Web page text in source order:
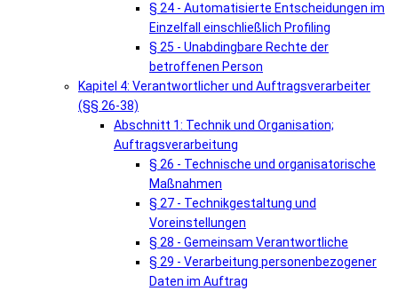
§ 24 - Automatisierte Entscheidungen im
Einzelfall einschließlich Profiling
§ 25 - Unabdingbare Rechte der
betroffenen Person
Kapitel 4: Verantwortlicher und Auftragsverarbeiter
(§§ 26-38)
Abschnitt 1: Technik und Organisation;
Auftragsverarbeitung
§ 26 - Technische und organisatorische
Maßnahmen
§ 27 - Technikgestaltung und
Voreinstellungen
§ 28 - Gemeinsam Verantwortliche
§ 29 - Verarbeitung personenbezogener
Daten im Auftrag